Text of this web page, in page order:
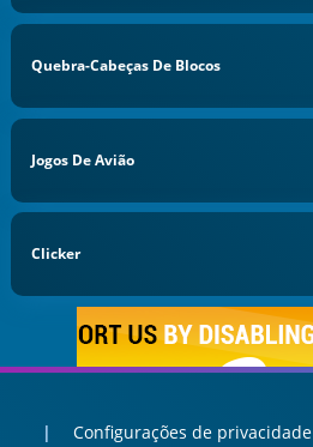
Quebra-Cabeças De Blocos
Jogos De Avião
Clicker
Configurações de privacidade